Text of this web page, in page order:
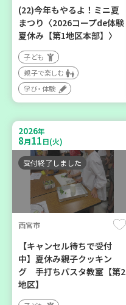
9 10
神戸市東灘区
地域で暮らしたい 「コープ
くらしの助け合いの会」(会
場：住吉)
ボランティア
2026年
8月27
(22)今年もやるよ！ミニ夏
まつり〈2026コープde体験
夏休み【第1地区本部】〉
子ども
親子で楽しむ
学び・体験
2026年
8月11日(火)
受付終了しました
西宮市
【キャンセル待ちで受付
中】夏休み親子クッキン
グ 手打ちパスタ教室【第2
地区】